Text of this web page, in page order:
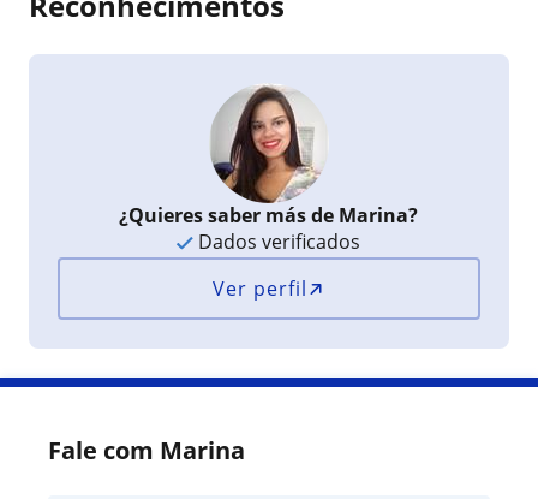
¿Quieres saber más de Marina?
Dados verificados
Ver perfil
Fale com Marina